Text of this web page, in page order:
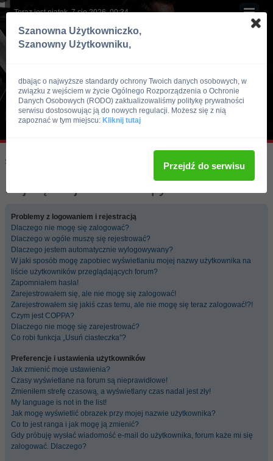
Teraz jest piątek, 7 sie 2026, 00:34
Skocz do:
Najczęściej zadawane pytania
Problemy z logowaniem i rejestracją
Dlaczego nie mogę się zalogować?
Dlaczego w ogóle muszę się rejestrować?
Dlaczego jestem automatycznie wylogowywany?
W jaki sposób mogę zapobiec wyświetlaniu mojej nazwy użytkownika na
liście użytkowników przeglądających forum?
Zapomniałem hasła!
Zarejestrowałem się, ale nie mogę się zalogować!
Zarejestrowałem się jakiś czas temu, ale nie mogę się teraz zalogować!?!
Czym jest COPPA?
Dlaczego nie mogę się zarejestrować?
Co robi funkcja „Usuń ciasteczka”?
Preferencje i ustawienia użytkowników
Jak zmienić moje ustawienia?
Czasy wyświetlane na forum są nieprawidłowe!
Zmieniłem strefę czasową, a wyświetlany czas nadal jest zły!
My language is not in the list!
Jak mogę wyświetlić obrazek przy mojej nazwie użytkownika?
Co to jest ranga i jak mogę ją zmienić?
Gdy próbuję wysłać wiadomość e-mail do użytkownika, forum każe mi się
zalogować. Dlaczego?
Szanowna Użytkowniczko,
Szanowny Użytkowniku,
dbając o najwyższe standardy ochrony Twoich danych osobowych, w
związku z wejściem w życie Ogólnego Rozporządzenia o Ochronie
Danych Osobowych (RODO) zaktualizowaliśmy politykę prywatności
serwisu dostosowując ją do nowych regulacji. Możesz się z nią
zapoznać w tym miejscu: Kliknij tutaj
Przejdź do serwisu